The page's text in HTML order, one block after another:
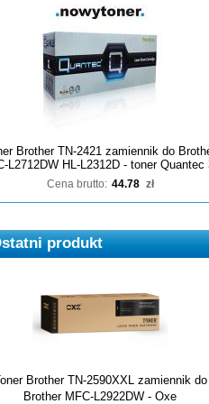
Brother TN-2421 zamiennik do
L2712DW HL-L2312D - toner Quantec
Cena brutto: 44.78 zł
produkt
Brother TN-2590XXL zamiennik do
Brother MFC-L2922DW - Oxe